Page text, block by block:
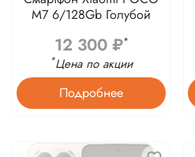
M7 6/128Gb Голубой
12 300 ₽*
*Цена по акции
Подробнее